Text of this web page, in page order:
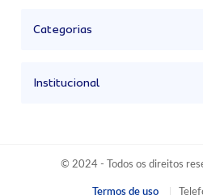
Categorias
Institucional
© 2024 - Todos os direitos
Termos de uso